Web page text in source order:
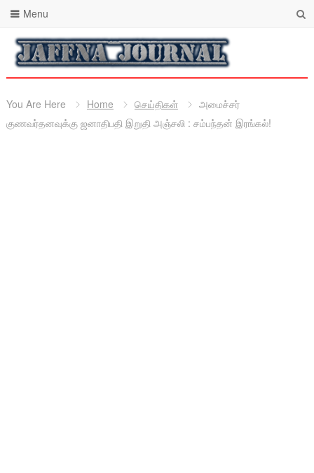
Menu
You Are Here Home செய்திகள்
அமைச்சர்
குணவர்தனவுக்கு ஜனாதிபதி இறுதி அஞ்சலி : சம்பந்தன் இரங்கல்!